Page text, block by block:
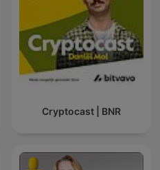
Cryptocast | BNR